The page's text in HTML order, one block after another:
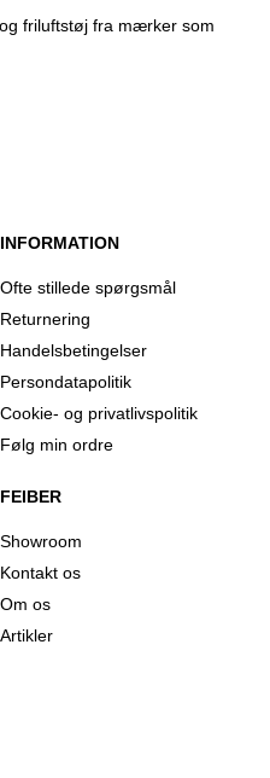
friluftstøj fra mærker som
INFORMATION
Ofte stillede spørgsmål
Returnering
Handelsbetingelser
Persondatapolitik
Cookie- og privatlivspolitik
Følg min ordre
FEIBER
Showroom
Kontakt os
Om os
Artikler